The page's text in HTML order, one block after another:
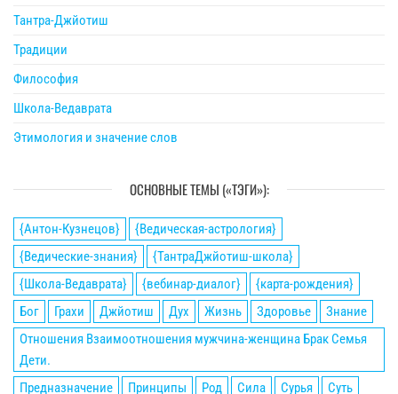
Тантра-Джйотиш
Традиции
Философия
Школа-Ведаврата
Этимология и значение слов
ОСНОВНЫЕ ТЕМЫ («ТЭГИ»):
{Антон-Кузнецов}
{Ведическая-астрология}
{Ведические-знания}
{ТантраДжйотиш-школа}
{Школа-Ведаврата}
{вебинар-диалог}
{карта-рождения}
Бог
Грахи Джйотиш Дух Жизнь Здоровье
Знание
Отношения Взаимоотношения мужчина-женщина Брак Семья
Дети.
Предназначение
Принципы Род Сила Сурья Суть